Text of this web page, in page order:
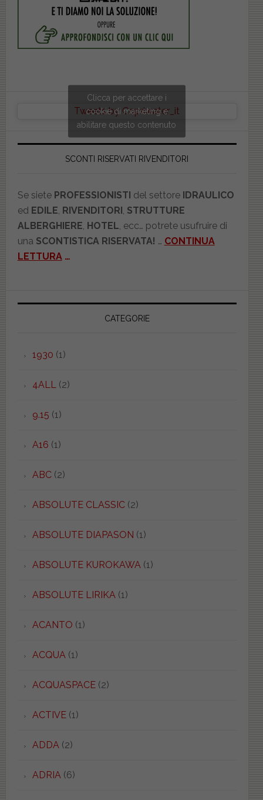
Tweets by Copriwater_it
Clicca per accettare i
cookie di marketing e
abilitare questo contenuto
SCONTI RISERVATI RIVENDITORI
Se siete PROFESSIONISTI del settore IDRAULICO
ed EDILE RIVENDITORI STRUTTURE
ALBERGHIERE HOTEL , ecc… potrete usufruire di
una SCONTISTICA RISERVATA! … CONTINUA
LETTURA …
CATEGORIE
1930 (1)
4ALL (2)
9.15 (1)
A16 (1)
ABC(2)
ABSOLUTE CLASSIC(2)
ABSOLUTE DIAPASON (1)
ABSOLUTE KUROKAWA (1)
ABSOLUTE LIRIKA (1)
ACANTO (1)
ACQUA (1)
ACQUASPACE(2)
ACTIVE(1)
ADDA (2)
ADRIA (6)